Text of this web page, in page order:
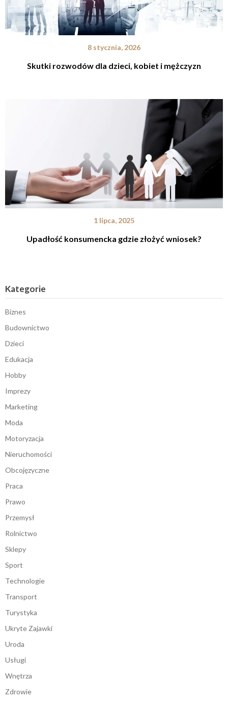
8 stycznia, 2026
Skutki rozwodów dla dzieci, kobiet i mężczyzn
1 lipca, 2025
Upadłość konsumencka gdzie złożyć wniosek?
Kategorie
Biznes
Budownictwo
Dzieci
Edukacja
Hobby
Imprezy
Marketing
Moda
Motoryzacja
Nieruchomości
Obcojęzyczne
Praca
Prawo
Przemysł
Rolnictwo
Sklepy
Sport
Technologie
Transport
Turystyka
Ukryte Zajawki
Uroda
Usługi
Wnętrza
Zdrowie